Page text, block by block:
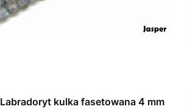
Labradoryt kulka fasetowana 4 mm